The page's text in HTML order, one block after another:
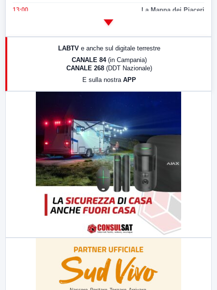
13:00 La Mappa dei Piaceri
LABTV e anche sul digitale terrestre
CANALE 84 (in Campania)
CANALE 268 (DDT Nazionale)
E sulla nostra APP